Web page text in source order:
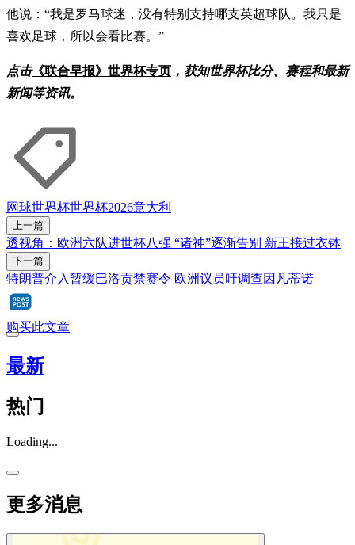
他说：“我是罗马球迷，没有特别支持哪支英超球队。我只是
喜欢足球，所以会看比赛。”
点击《联合早报》世界杯专页 ，获知世界杯比分、赛程和最新
新闻等资讯。
网球世界杯世界杯2026意大利
上一篇
透视角：欧洲六队进世杯八强 “诸神”逐渐告别 新王接过衣钵
下一篇
特朗普介入暂缓巴洛贡禁赛令 欧洲议员吁调查因凡蒂诺
购买此文章
最新
热门
Loading...
更多消息